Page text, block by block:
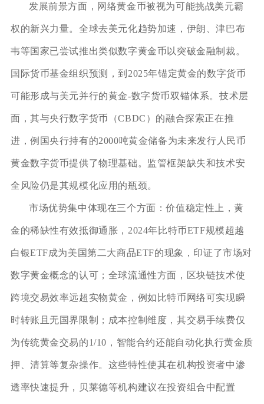
发展前景方面，网络黄金币被视为可能挑战美元霸
权的新兴力量。全球去美元化趋势加速，伊朗、津巴布
韦等国家已尝试推出类似数字黄金币以突破金融制裁。
国际货币基金组织预测，到2025年锚定黄金的数字货币
可能形成与美元并行的黄金-数字货币双锚体系。技术层
面，其与央行数字货币（CBDC）的融合探索正在推
进，例国央行持有的2000吨黄金储备为未来发行人民币
黄金数字货币提供了物理基础。监管框架缺失和技术安
全风险仍是其规模化应用的瓶颈。
市场优势集中体现在三个方面：价值稳定性上，黄
金的稀缺性有效抵御通胀，2024年比特币ETF规模超越
白银ETF成为美国第二大商品ETF的现象，印证了市场对
数字黄金概念的认可；全球流通性方面，区块链技术使
跨境交易效率远超实物黄金，例如比特币网络可实现瞬
时转账且无国界限制；成本控制维度，其交易手续费仅
为传统黄金交易的1/10，智能合约还能自动化执行黄金质
押、清算等复杂操作。这些特性使其在机构投资者中渗
透率快速提升，贝莱德等机构建议在投资组合中配置